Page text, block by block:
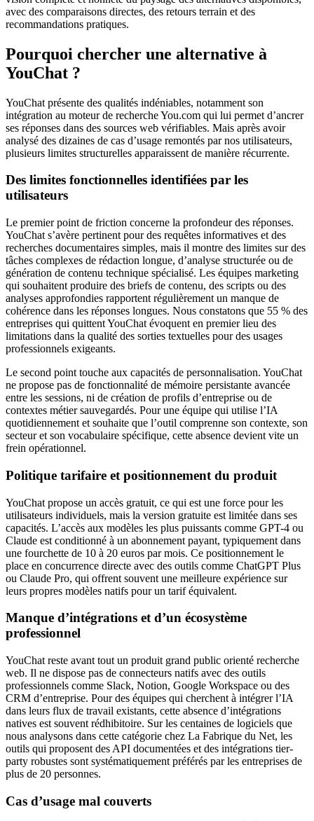
avec des comparaisons directes, des retours terrain et des
recommandations pratiques.
Pourquoi chercher une alternative à
YouChat ?
YouChat présente des qualités indéniables, notamment son
intégration au moteur de recherche You.com qui lui permet d’ancrer
ses réponses dans des sources web vérifiables. Mais après avoir
analysé des dizaines de cas d’usage remontés par nos utilisateurs,
plusieurs limites structurelles apparaissent de manière récurrente.
Des limites fonctionnelles identifiées par les
utilisateurs
Le premier point de friction concerne la profondeur des réponses.
YouChat s’avère pertinent pour des requêtes informatives et des
recherches documentaires simples, mais il montre des limites sur des
tâches complexes de rédaction longue, d’analyse structurée ou de
génération de contenu technique spécialisé. Les équipes marketing
qui souhaitent produire des briefs de contenu, des scripts ou des
analyses approfondies rapportent régulièrement un manque de
cohérence dans les réponses longues. Nous constatons que 55 % des
entreprises qui quittent YouChat évoquent en premier lieu des
limitations dans la qualité des sorties textuelles pour des usages
professionnels exigeants.
Le second point touche aux capacités de personnalisation. YouChat
ne propose pas de fonctionnalité de mémoire persistante avancée
entre les sessions, ni de création de profils d’entreprise ou de
contextes métier sauvegardés. Pour une équipe qui utilise l’IA
quotidiennement et souhaite que l’outil comprenne son contexte, son
secteur et son vocabulaire spécifique, cette absence devient vite un
frein opérationnel.
Politique tarifaire et positionnement du produit
YouChat propose un accès gratuit, ce qui est une force pour les
utilisateurs individuels, mais la version gratuite est limitée dans ses
capacités. L’accès aux modèles les plus puissants comme GPT-4 ou
Claude est conditionné à un abonnement payant, typiquement dans
une fourchette de 10 à 20 euros par mois. Ce positionnement le
place en concurrence directe avec des outils comme ChatGPT Plus
ou Claude Pro, qui offrent souvent une meilleure expérience sur
leurs propres modèles natifs pour un tarif équivalent.
Manque d’intégrations et d’un écosystème
professionnel
YouChat reste avant tout un produit grand public orienté recherche
web. Il ne dispose pas de connecteurs natifs avec des outils
professionnels comme Slack, Notion, Google Workspace ou des
CRM d’entreprise. Pour des équipes qui cherchent à intégrer l’IA
dans leurs flux de travail existants, cette absence d’intégrations
natives est souvent rédhibitoire. Sur les centaines de logiciels que
nous analysons dans cette catégorie chez La Fabrique du Net, les
outils qui proposent des API documentées et des intégrations tier-
party robustes sont systématiquement préférés par les entreprises de
plus de 20 personnes.
Cas d’usage mal couverts